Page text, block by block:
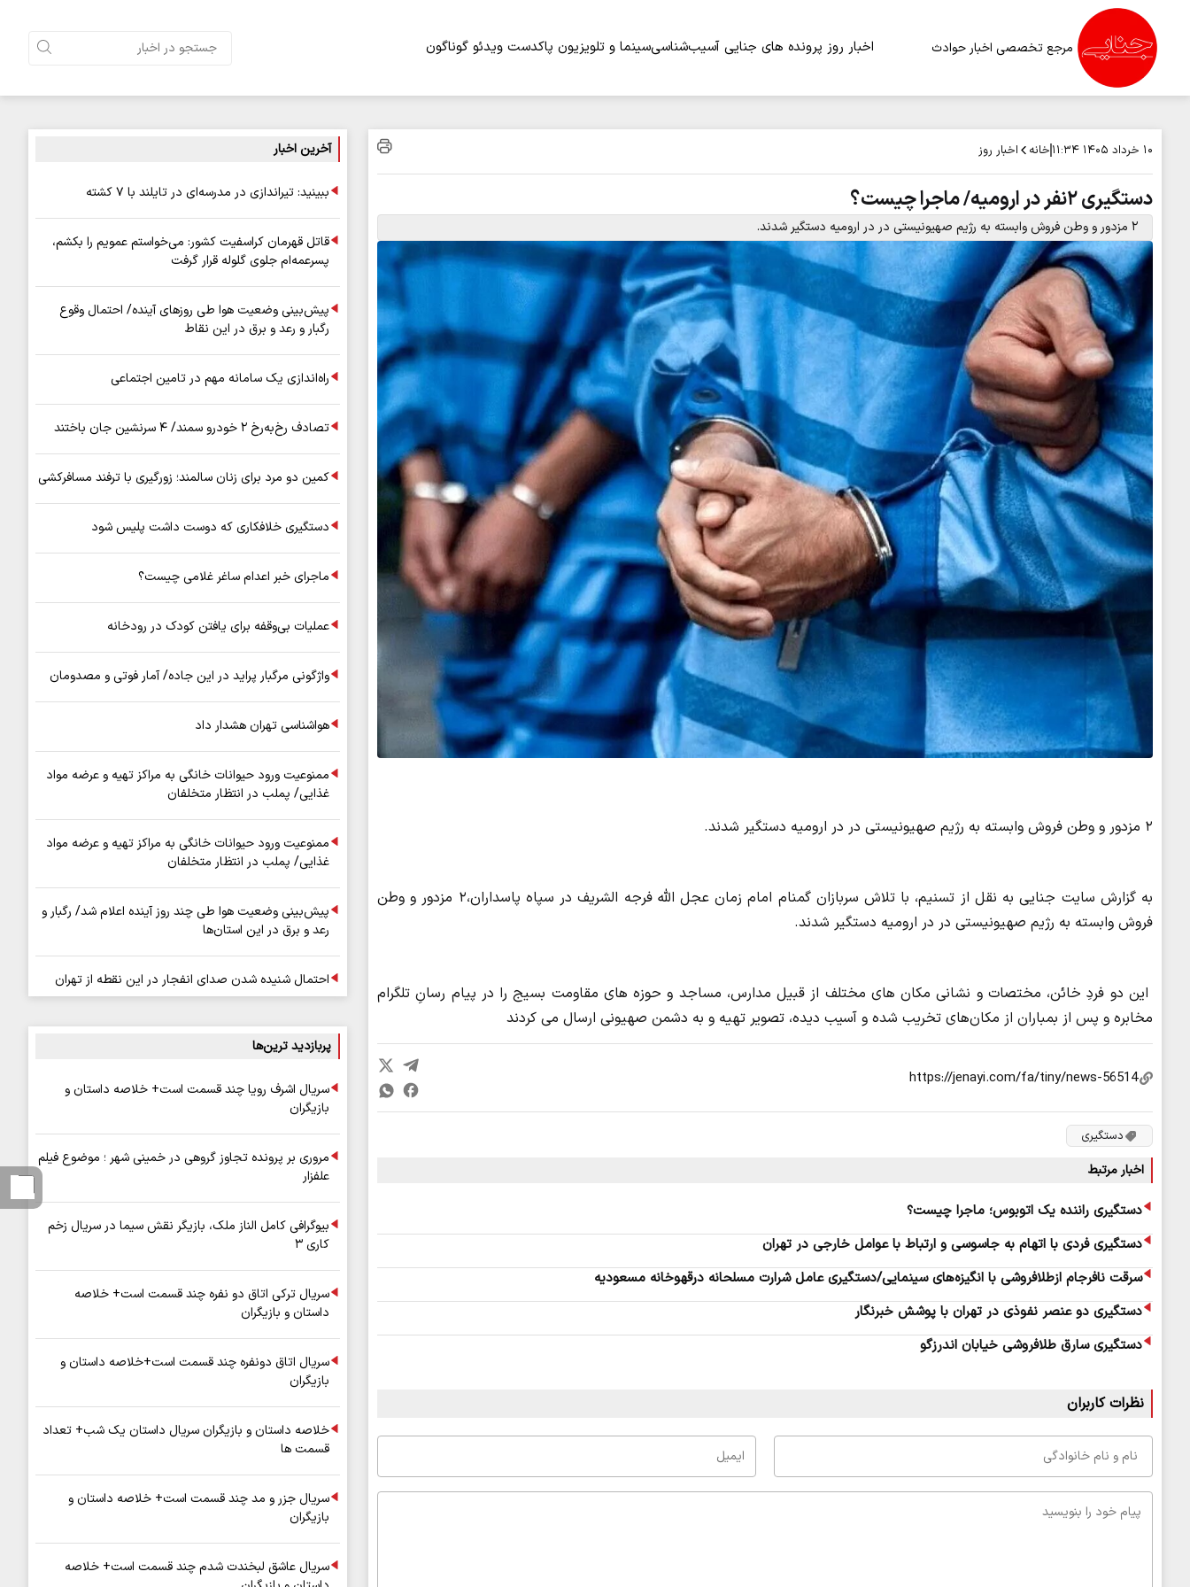
مرجع تخصصی اخبار حوادث اخبار روز پرونده های جنایی آسیب‌شناسیسینما و تلویزیون پاکدست ویدئو گوناگون
۱۰ خرداد ۱۴۰۵ ۱۱:۳۴ خانه اخبار روز
دستگیری ۲نفر در ارومیه/ ماجرا چیست؟
۲ مزدور و وطن فروش وابسته به رژیم صهیونیستی در در ارومیه دستگیر شدند.
۲ مزدور و وطن فروش وابسته به رژیم صهیونیستی در در ارومیه دستگیر شدند.
به گزارش سایت جنایی به نقل از تسنیم، با تلاش سربازان گمنام امام زمان عجل الله فرجه الشریف در سپاه پاسداران،۲ مزدور و وطن
فروش وابسته به رژیم صهیونیستی در در ارومیه دستگیر شدند.
این دو فردِ خائن، مختصات و نشانی مکان های مختلف از قبیل مدارس، مساجد و حوزه های مقاومت بسیج را در پیام رسانِ تلگرام
مخابره و پس از بمباران از مکان‌های تخریب شده و آسیب دیده، تصویر تهیه و به دشمن صهیونی ارسال می کردند
دستگیری
اخبار مرتبط
دستگیری راننده یک اتوبوس؛ ماجرا چیست؟
دستگیری فردی با اتهام به جاسوسی و ارتباط با عوامل خارجی در تهران
سرقت نافرجام ازطلافروشی با انگیزه‌های سینمایی/دستگیری عامل شرارت مسلحانه درقهوخانه مسعودیه
دستگیری دو عنصر نفوذی در تهران با پوشش خبرنگار
دستگیری سارق طلافروشی خیابان اندرزگو
نظرات کاربران
آخرین اخبار
ببینید: تیراندازی در مدرسه‌ای در تایلند با ۷ کشته
قاتل قهرمان کراسفیت کشور: می‌خواستم عمویم را بکشم،
پسرعمه‌ام جلوی گلوله قرار گرفت
پیش‌بینی وضعیت هوا طی روزهای آینده/ احتمال وقوع
رگبار و رعد و برق در این نقاط
راه‌اندازی یک سامانه مهم در تامین اجتماعی
تصادف رخ‌به‌رخ ۲ خودرو سمند/ ۴ سرنشین جان باختند
کمین دو مرد برای زنان سالمند؛ زورگیری با ترفند مسافرکشی
دستگیری خلافکاری که دوست داشت پلیس شود
ماجرای خبر اعدام ساغر غلامی چیست؟
عملیات بی‌وقفه برای یافتن کودک در رودخانه
واژگونی مرگبار پراید در این جاده/ آمار فوتی و مصدومان
هواشناسی تهران هشدار داد
ممنوعیت ورود حیوانات خانگی به مراکز تهیه و عرضه مواد
غذایی/ پملب در انتظار متخلفان
ممنوعیت ورود حیوانات خانگی به مراکز تهیه و عرضه مواد
غذایی/ پملب در انتظار متخلفان
پیش‌بینی وضعیت هوا طی چند روز آینده اعلام شد/ رگبار و
رعد و برق در این استان‌ها
احتمال شنیده شدن صدای انفجار در این نقطه از تهران
پربازدید ترین‌ها
سریال اشرف رویا چند قسمت است+ خلاصه داستان و
بازیگران
مروری بر پرونده تجاوز گروهی در خمینی شهر ؛ موضوع فیلم
علفزار
بیوگرافی کامل الناز ملک، بازیگر نقش سیما در سریال زخم
کاری ۳
سریال ترکی اتاق دو نفره چند قسمت است+ خلاصه
داستان و بازیگران
سریال اتاق دونفره چند قسمت است+خلاصه داستان و
بازیگران
خلاصه داستان و بازیگران سریال داستان یک شب+ تعداد
قسمت ها
سریال جزر و مد چند قسمت است+ خلاصه داستان و
بازیگران
سریال عاشق لبخندت شدم چند قسمت است+ خلاصه